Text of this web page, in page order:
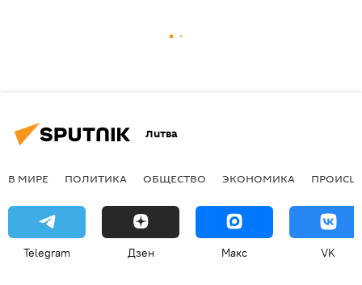
Литва
В МИРЕ ПОЛИТИКА ОБЩЕСТВО ЭКОНОМИКА
Telegram Дзен Макс VK